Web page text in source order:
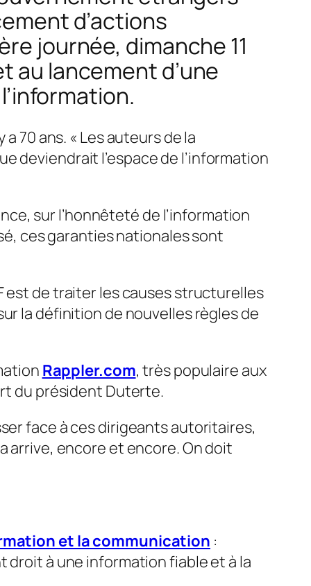
d’actions
journée, dimanche 11
au lancement d’une
70 ans. « Les auteurs de la
deviendrait l’espace de l’information
sur l’honnêteté de l’information
ces garanties nationales sont
est de traiter les causes structurelles
la définition de nouvelles règles de
Rappler.com, très populaire aux
du président Duterte.
face à ces dirigeants autoritaires,
arrive, encore et encore. On doit
et la communication :
droit à une information fiable et à la